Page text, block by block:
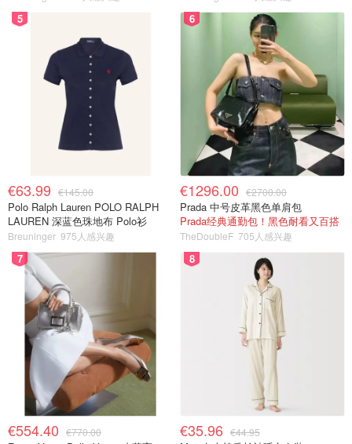
5
€63.99 €145.00
Polo Ralph Lauren POLO RALPH
LAUREN 深蓝色珠地布 Polo衫
Breuninger 975人感兴趣
6
€1296.00 €2700.00
Prada 中号皮革黑色单肩包
Prada经典通勤包！黑色耐看又百搭
TheDoubleF 705人感兴趣
7
€554.40 €770.00
8
€35.96 €44.95